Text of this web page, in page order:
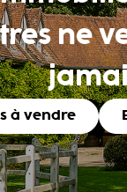
ne
à vendre